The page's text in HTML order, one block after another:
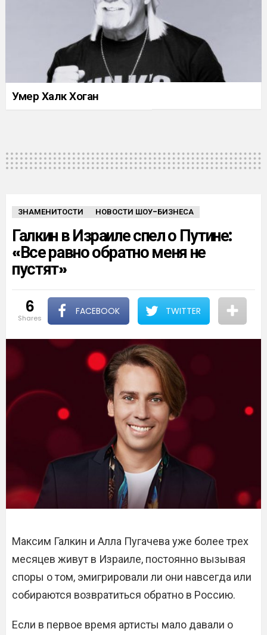
Умер Халк Хоган
ЗНАМЕНИТОСТИ НОВОСТИ ШОУ-БИЗНЕСА
Галкин в Израиле спел о Путине:
«Все равно обратно меня не
пустят»
6
shares
FACEBOOK TWITTER
Максим Галкин и Алла Пугачева уже более трех
месяцев живут в Израиле, постоянно вызывая
споры о том, эмигрировали ли они навсегда или
собираются возвратиться обратно в Россию.
Если в первое время артисты мало давали о